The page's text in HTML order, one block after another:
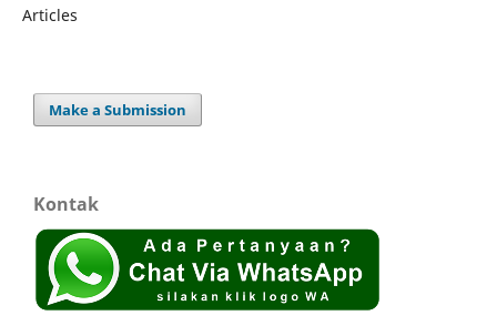
Articles
Make a Submission
Kontak